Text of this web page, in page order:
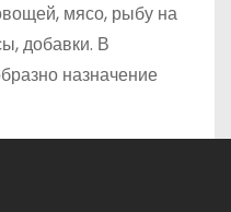
мясо, рыбу на
добавки. В
назначение